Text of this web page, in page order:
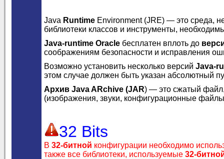
Java Runtime Environment (JRE) — это среда,
библиотеки классов и инструменты,
Java-runtime Oracle бесплатен вплоть до
соображениям безопасности и исправления
Возможно установить несколько версий Java-
этом случае должен быть указан абсолютный
Архив Java ARchive (JAR) — это сжатый
(изображения, звуки, конфигурационные
32 Bits
В 32-битной конфигурации необходимо
также все библиотеки, используемые 32-